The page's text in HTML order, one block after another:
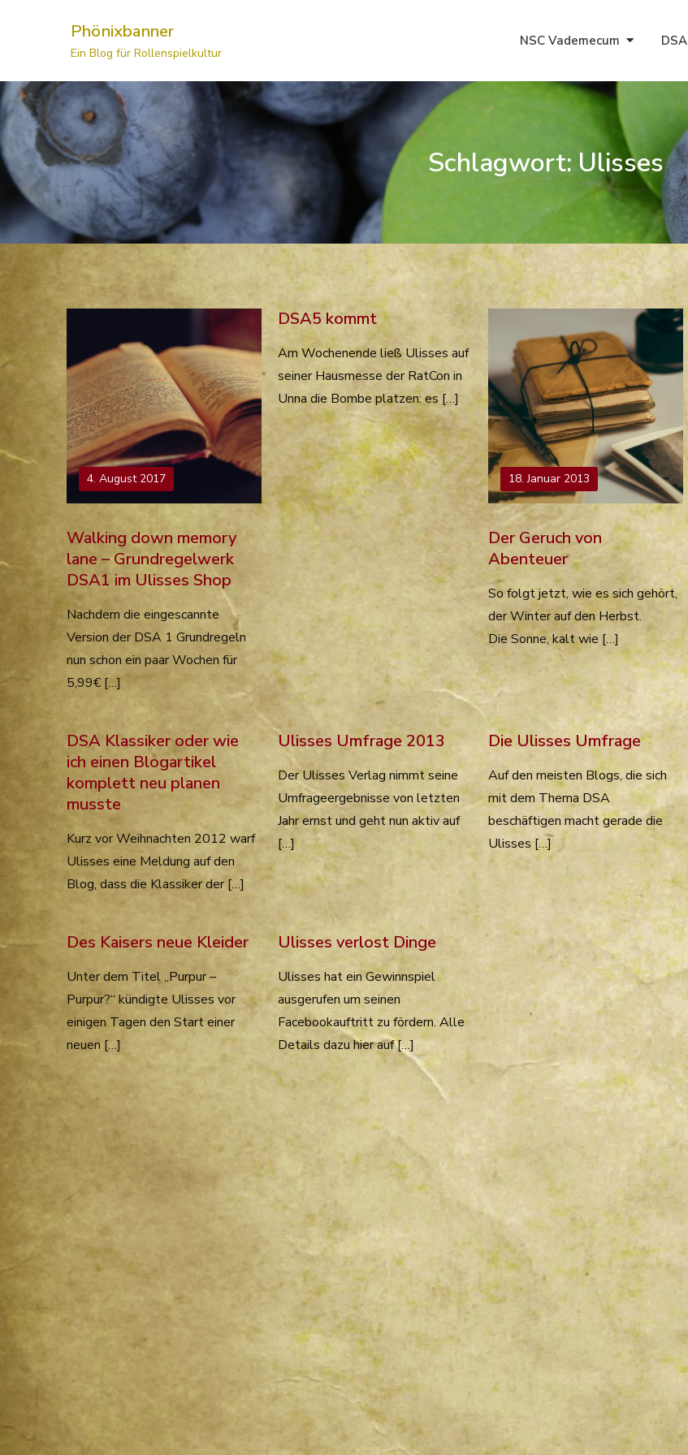
Phönixbanner
Ein Blog für Rollenspielkultur
NSC Vademecum DSA
Schlagwort: Ulisses
4. August 2017
Walking down memory
lane – Grundregelwerk
DSA1 im Ulisses Shop
Nachdem die eingescannte
Version der DSA 1 Grundregeln
nun schon ein paar Wochen für
5,99€ […]
DSA5 kommt
Am Wochenende ließ Ulisses auf
seiner Hausmesse der RatCon in
Unna die Bombe platzen: es […]
18. Januar 2013
Der Geruch von
Abenteuer
So folgt jetzt, wie es sich gehört,
der Winter auf den Herbst.
Die Sonne, kalt wie […]
DSA Klassiker oder wie
ich einen Blogartikel
komplett neu planen
musste
Kurz vor Weihnachten 2012 warf
Ulisses eine Meldung auf den
Blog, dass die Klassiker der […]
Ulisses Umfrage 2013
Der Ulisses Verlag nimmt seine
Umfrageergebnisse von letzten
Jahr ernst und geht nun aktiv auf
[…]
Die Ulisses Umfrage
Auf den meisten Blogs, die sich
mit dem Thema DSA
beschäftigen macht gerade die
Ulisses […]
Des Kaisers neue Kleider
Unter dem Titel „Purpur –
Purpur?“ kündigte Ulisses vor
einigen Tagen den Start einer
neuen […]
Ulisses verlost Dinge
Ulisses hat ein Gewinnspiel
ausgerufen um seinen
Facebookauftritt zu fördern. Alle
Details dazu hier auf […]